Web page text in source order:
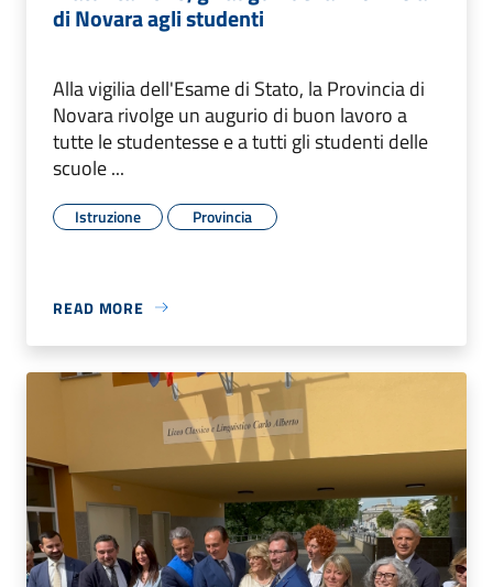
di Novara agli studenti
Alla vigilia dell'Esame di Stato, la Provincia di
Novara rivolge un augurio di buon lavoro a
tutte le studentesse e a tutti gli studenti delle
scuole ...
Istruzione Provincia
READ MORE